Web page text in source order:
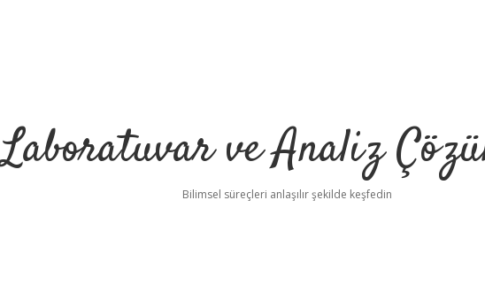
Laboratuvar ve Analiz
Bilimsel süreçleri anlaşılır şekilde keşfedin